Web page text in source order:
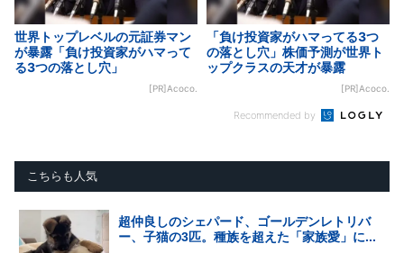
世界トップレベルの元証券マン
が暴露「負け投資家がハマって
る3つの落とし穴」
[PR]Acoco.
「負け投資家がハマってる3つ
の落とし穴」株価予測が世界ト
ップクラスの天才が暴露
[PR]Acoco.
Recommended by
こちらも人気
超仲良しのシェパード、ゴールデンレトリバ
ー、子猫の3匹。種族を超えた「家族愛」に...